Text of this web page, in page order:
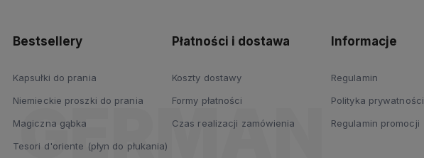
Bestsellery
Kapsułki do prania
Niemieckie proszki do prania
Magiczna gąbka
Tesori d'oriente (płyn do płukania)
Płatności i dostawa
Koszty dostawy
Formy płatności
Czas realizacji zamówienia
Informacje
Regulamin
Polityka prywatności
Regulamin promocji